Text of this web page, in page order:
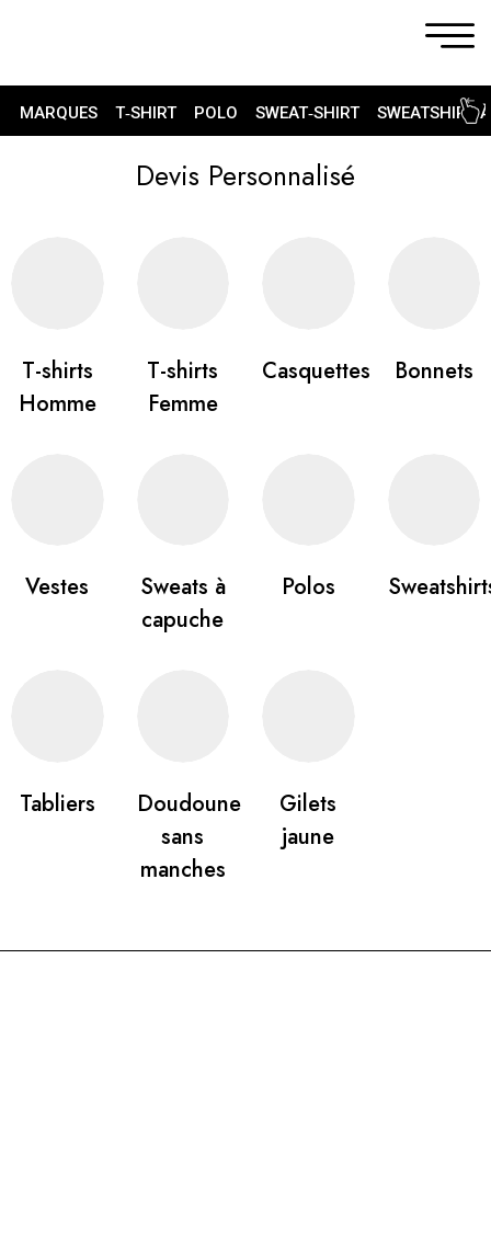
MARQUES T‑SHIRT POLO SWEAT‑SHIRT SWEATSHIRT
Devis Personnalisé
T-shirts
Homme
T-shirts
Femme
Casquettes Bonnets
Vestes
Sweats à
capuche
Polos
Tabliers
Doudoune
sans
manches
Gilets
jaune